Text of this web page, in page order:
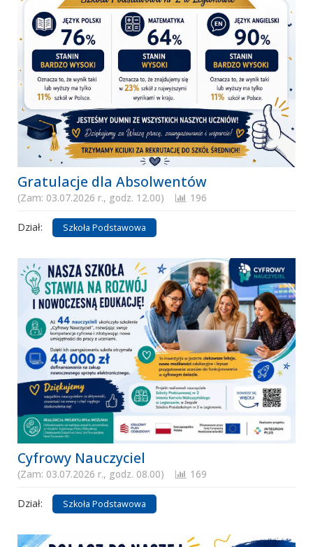
Gratulacje dla Absolwentów
(Zam: 03.07.2026 r., godz. 12.00) 196
Dział: Szkoła Podstawowa
Cyfrowy Nauczyciel
(Zam: 03.07.2026 r., godz. 08.00) 169
Dział: Szkoła Podstawowa